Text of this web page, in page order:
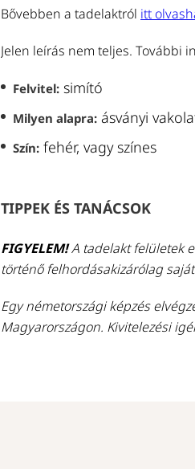
Bővebben a tadelaktról itt
Jelen leírás nem teljes. További
Felvitel: simító
Milyen alapra: ásványi
Szín: fehér, vagy színes
TIPPEK ÉS TANÁCSOK
FIGYELEM!A tadelakt felületek e
történő felhordásakizárólag
Egy németországi képzés
Magyarországon. Kivitelezési